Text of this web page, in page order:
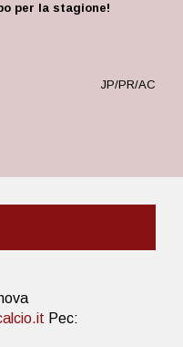
per la stagione!
JP/PR/AC
Pec: